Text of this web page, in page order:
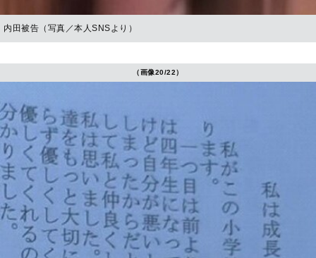
内田被告（写真／本人SNSより）
（画像20/22）